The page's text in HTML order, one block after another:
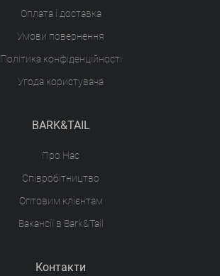
Оплата і доставка
Умови повернення
Політика конфіденційності
Угода користувача
BARK&TAIL
Про Нас
Співробітництво
Оптовим клієнтам
Вакансії в Bark&Tail
Контакти